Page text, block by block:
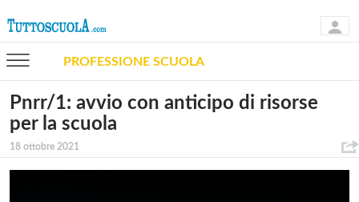
PROFESSIONE SCUOLA
Pnrr/1: avvio con anticipo di risorse
per la scuola
18 ottobre 2021